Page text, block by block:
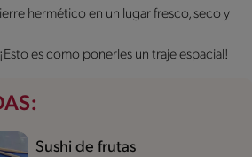
hermético en un lugar fresco, seco y
es como ponerles un traje espacial!
Sushi de frutas